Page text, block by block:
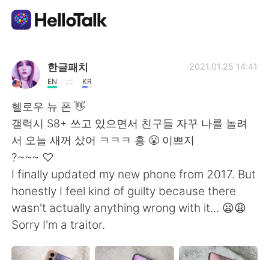
언어 교환 앱
AI Grammar Checker
한국어
English 简体中文
繁體中文 Español
한글패치
EN KR
2021.01.25 14:41
헬로우 뉴 폰 👋
갤럭시 S8+ 쓰고 있으면서 친구들 자꾸 나를 놀려
서 오늘 새꺼 샀어 ㅋㅋㅋ 흥 😤 이쁘지
?~~~ ♡
I finally updated my new phone from 2017. But
honestly I feel kind of guilty because there
wasn't actually anything wrong with it... 😦😩
Sorry I'm a traitor.